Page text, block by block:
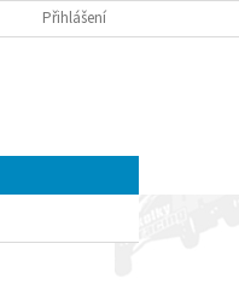
OBCHODNÍ PODMÍNKY
Přihlášení